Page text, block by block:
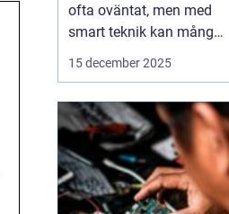
ofta oväntat, men med
smart teknik kan många
av dem förebyggas
Things, gör det möjligt
för hemmet att övervaka
och reagera p...
15 december 2025